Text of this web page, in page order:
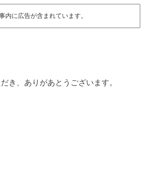
内に広告が含まれています。
き、ありがあとうございます。